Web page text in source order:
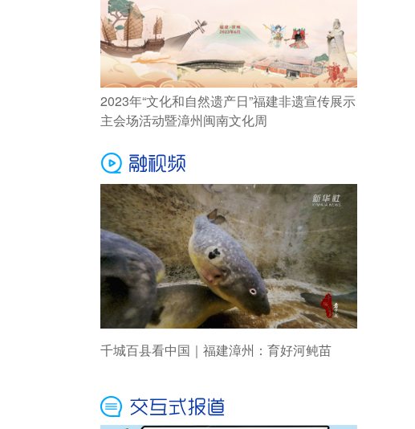
2023年“文化和自然遗产日”福建非遗宣传展示
主会场活动暨漳州闽南文化周
千城百县看中国｜福建漳州：育好河鲀苗